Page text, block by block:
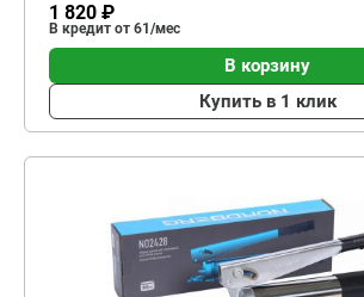
1 820 ₽
В кредит от 61/мес
В корзину
Купить в 1 клик